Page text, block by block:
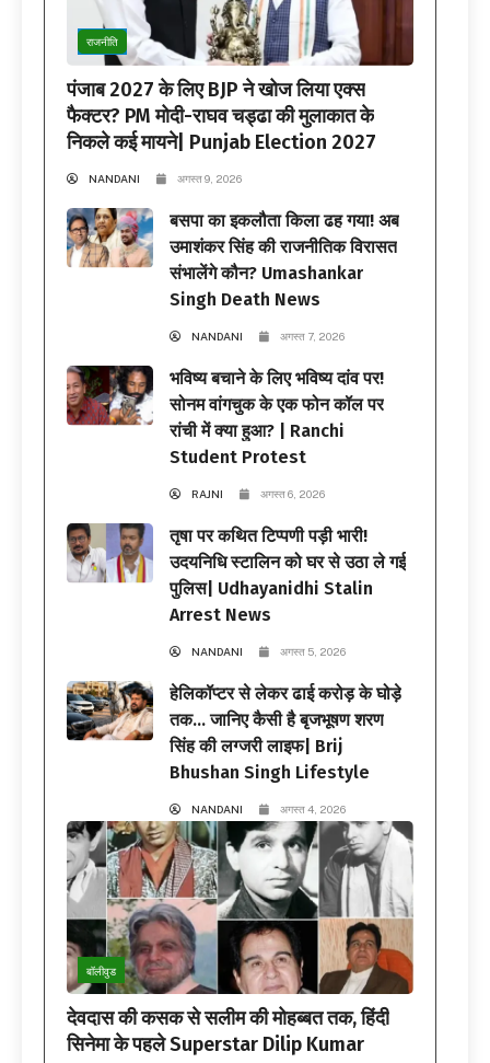
राजनीति
पंजाब 2027 के लिए BJP ने खोज लिया एक्स
फैक्टर? PM मोदी-राघव चड्ढा की मुलाकात के
निकले कई मायने| Punjab Election 2027
NANDANI अगस्त 9, 2026
बसपा का इकलौता किला ढह गया! अब
उमाशंकर सिंह की राजनीतिक विरासत
संभालेंगे कौन? Umashankar
Singh Death News
NANDANI अगस्त 7, 2026
भविष्य बचाने के लिए भविष्य दांव पर!
सोनम वांगचुक के एक फोन कॉल पर
रांची में क्या हुआ? | Ranchi
Student Protest
RAJNI अगस्त 6, 2026
तृषा पर कथित टिप्पणी पड़ी भारी!
उदयनिधि स्टालिन को घर से उठा ले गई
पुलिस| Udhayanidhi Stalin
Arrest News
NANDANI अगस्त 5, 2026
हेलिकॉप्टर से लेकर ढाई करोड़ के घोड़े
तक… जानिए कैसी है बृजभूषण शरण
सिंह की लग्जरी लाइफ| Brij
Bhushan Singh Lifestyle
NANDANI अगस्त 4, 2026
बॉलीवुड
देवदास की कसक से सलीम की मोहब्बत तक, हिंदी
सिनेमा के पहले Superstar Dilip Kumar